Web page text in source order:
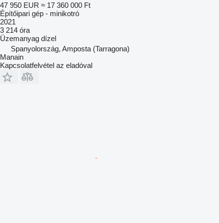
47 950 EUR ≈ 17 360 000 Ft
Építőipari gép - minikotró
2021
3 214 óra
Üzemanyag dízel
Spanyolország, Amposta (Tarragona)
Manain
Kapcsolatfelvétel az eladóval